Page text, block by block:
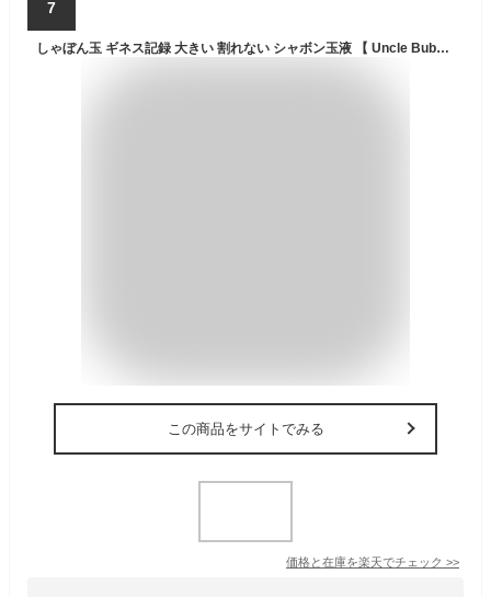
7
しゃぼん玉 ギネス記録 大きい 割れない シャボン玉液 【 Uncle Bubble しゃぼん玉液 (Yellow Cap) 約4L 】お徳用 大容量 ビッグバブル 特製 割れにくい たくさん シャボン玉 道具 子供 プレゼント アウトドア キャンプ 公園 庭 水 遊び【 ギフト 】 アンクルバブル UB103-4L
この商品をサイトでみる
価格と在庫を楽天でチェック >>